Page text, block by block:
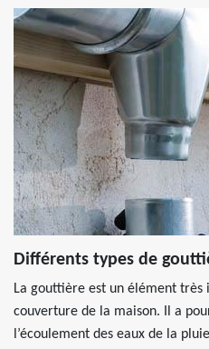
Différents types de
La gouttière est un élément
couverture de la maison. Il a
l’écoulement des eaux de la